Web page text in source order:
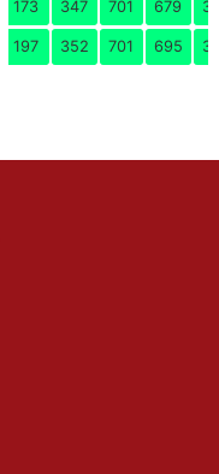
173 347 701 679
197 352 701 695